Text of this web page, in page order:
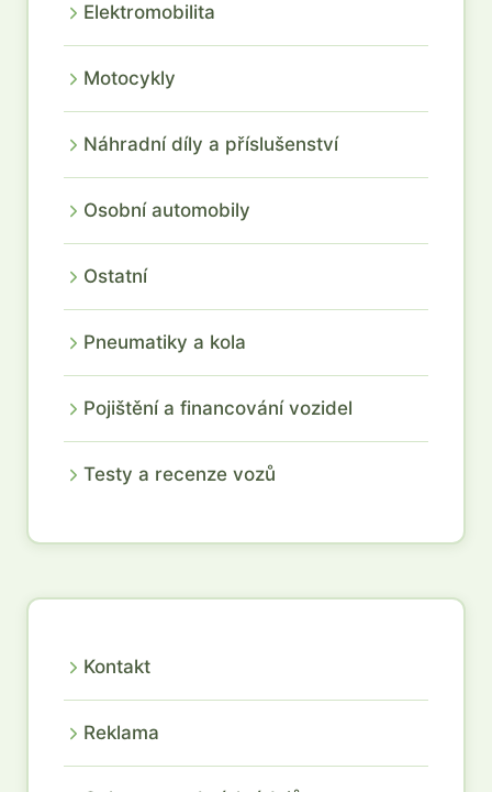
Elektromobilita
Motocykly
Náhradní díly a příslušenství
Osobní automobily
Ostatní
Pneumatiky a kola
Pojištění a financování vozidel
Testy a recenze vozů
Kontakt
Reklama